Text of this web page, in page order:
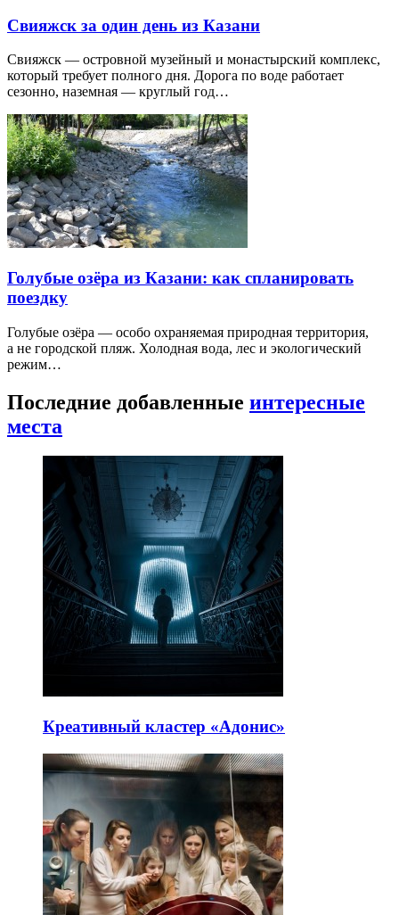
Свияжск за один день из Казани
Свияжск — островной музейный и монастырский комплекс,
который требует полного дня. Дорога по воде работает
сезонно, наземная — круглый год…
Голубые озёра из Казани: как спланировать
поездку
Голубые озёра — особо охраняемая природная территория,
а не городской пляж. Холодная вода, лес и экологический
режим…
Последние добавленные интересные
места
Креативный кластер «Адонис»